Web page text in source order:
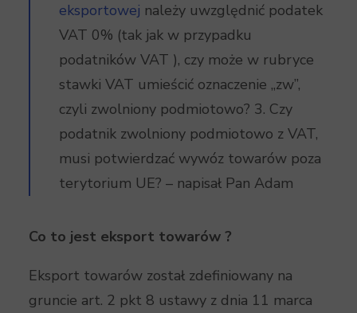
eksportowej należy uwzględnić podatek
VAT 0% (tak jak w przypadku
podatników VAT ), czy może w rubryce
stawki VAT umieścić oznaczenie „zw”,
czyli zwolniony podmiotowo? 3. Czy
podatnik zwolniony podmiotowo z VAT,
musi potwierdzać wywóz towarów poza
terytorium UE? – napisał Pan Adam
Co to jest eksport towarów ?
Eksport towarów został zdefiniowany na
gruncie art. 2 pkt 8 ustawy z dnia 11 marca